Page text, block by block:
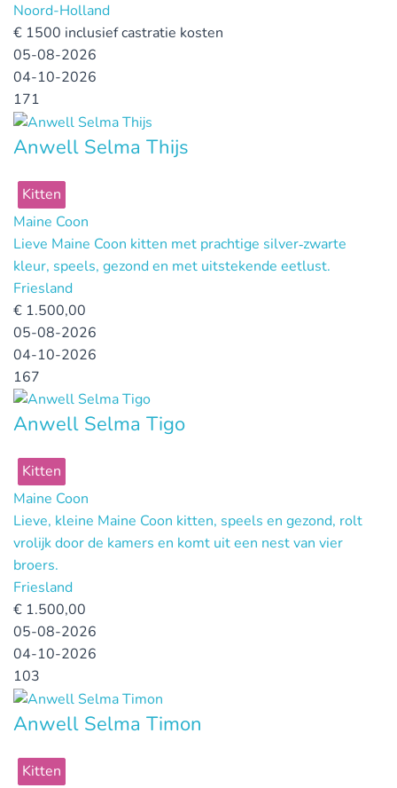
Noord-Holland
€ 1500 inclusief castratie kosten
05-08-2026
04-10-2026
171
Anwell Selma Thijs
Kitten
Maine Coon
Lieve Maine Coon kitten met prachtige silver‑zwarte
kleur, speels, gezond en met uitstekende eetlust.
Friesland
€ 1.500,00
05-08-2026
04-10-2026
167
Anwell Selma Tigo
Kitten
Maine Coon
Lieve, kleine Maine Coon kitten, speels en gezond, rolt
vrolijk door de kamers en komt uit een nest van vier
broers.
Friesland
€ 1.500,00
05-08-2026
04-10-2026
103
Anwell Selma Timon
Kitten